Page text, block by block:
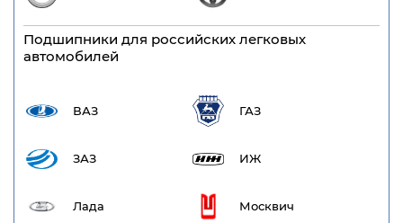
Подшипники для российских легковых
автомобилей
ВАЗ ГАЗ
ЗАЗ ИЖ
Лада Москвич